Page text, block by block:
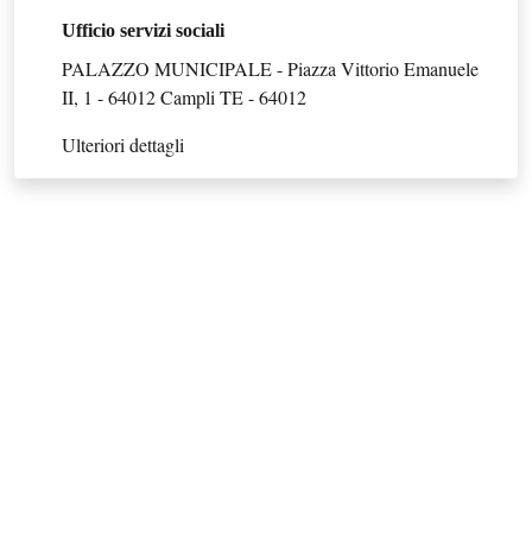
Ufficio servizi sociali
PALAZZO MUNICIPALE - Piazza Vittorio Emanuele
II, 1 - 64012 Campli TE - 64012
Ulteriori dettagli